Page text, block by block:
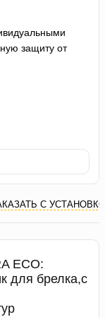
защиту от
С
ECO:
для брелка,с